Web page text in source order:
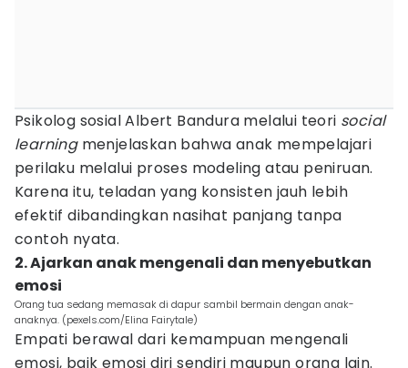
Psikolog sosial Albert Bandura melalui teori social
learningmenjelaskan bahwa anak mempelajari
perilaku melalui proses modeling atau peniruan.
Karena itu, teladan yang konsisten jauh lebih
efektif dibandingkan nasihat panjang tanpa
contoh nyata.
2. Ajarkan anak mengenali dan menyebutkan
emosi
Orang tua sedang memasak di dapur sambil bermain dengan anak-
anaknya. (pexels.com/Elina Fairytale)
Empati berawal dari kemampuan mengenali
emosi, baik emosi diri sendiri maupun orang lain.